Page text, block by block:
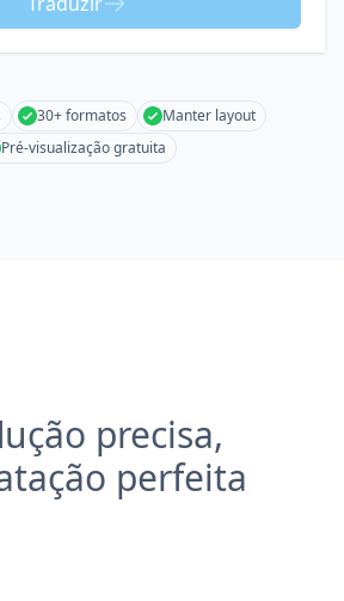
30+ formatos
Manter layout
Pré-visualização gratuita
precisa,
perfeita